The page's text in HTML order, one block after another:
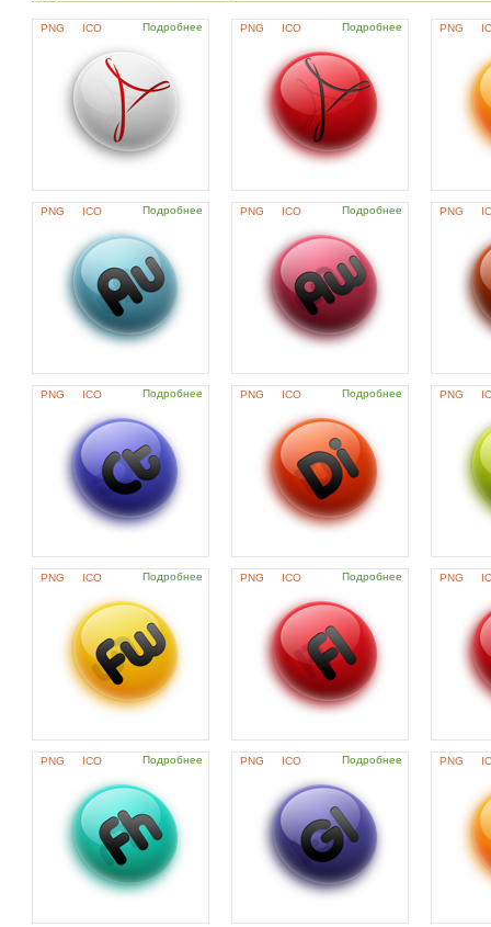
PNG ICO Подробнее PNG ICO Подробнее PNG
PNG ICO Подробнее PNG ICO Подробнее PNG
PNG ICO Подробнее PNG ICO Подробнее PNG
PNG ICO Подробнее PNG ICO Подробнее PNG
PNG ICO Подробнее PNG ICO Подробнее PNG